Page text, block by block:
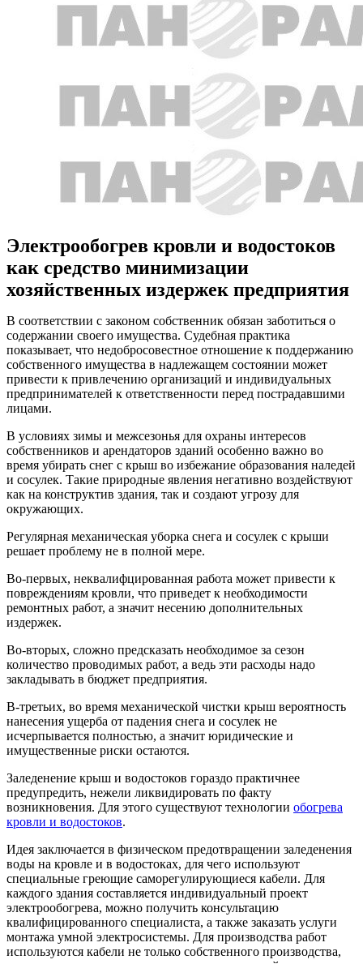
Электрообогрев кровли и водостоков
как средство минимизации
хозяйственных издержек предприятия
В соответствии с законом собственник обязан заботиться о
содержании своего имущества. Судебная практика
показывает, что недобросовестное отношение к поддержанию
собственного имущества в надлежащем состоянии может
привести к привлечению организаций и индивидуальных
предпринимателей к ответственности перед пострадавшими
лицами.
В условиях зимы и межсезонья для охраны интересов
собственников и арендаторов зданий особенно важно во
время убирать снег с крыш во избежание образования наледей
и сосулек. Такие природные явления негативно воздействуют
как на конструктив здания, так и создают угрозу для
окружающих.
Регулярная механическая уборка снега и сосулек с крыши
решает проблему не в полной мере.
Во-первых, неквалифцированная работа может привести к
повреждениям кровли, что приведет к необходимости
ремонтных работ, а значит несению дополнительных
издержек.
Во-вторых, сложно предсказать необходимое за сезон
количество проводимых работ, а ведь эти расходы надо
закладывать в бюджет предприятия.
В-третьих, во время механической чистки крыш вероятность
нанесения ущерба от падения снега и сосулек не
исчерпывается полностью, а значит юридические и
имущественные риски остаются.
Заледенение крыш и водостоков гораздо практичнее
предупредить, нежели ликвидировать по факту
возникновения. Для этого существуют технологии обогрева
кровли и водостоков.
Идея заключается в физическом предотвращении заледенения
воды на кровле и в водостоках, для чего используют
специальные греющие саморегулирующиеся кабели. Для
каждого здания составляется индивидуальный проект
электрообогрева, можно получить консультацию
квалифицированного специалиста, а также заказать услуги
монтажа умной электросистемы. Для производства работ
используются кабели не только собственного производства,